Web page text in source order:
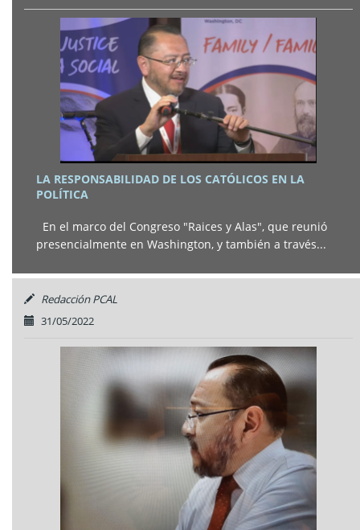
LA RESPONSABILIDAD DE LOS CATÓLICOS EN LA
POLÍTICA
En el marco del Congreso "Raices y Alas", que reunió
presencialmente en Washington, y también a través...
Redacción PCAL
31/05/2022